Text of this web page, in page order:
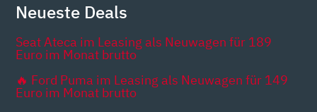
Neueste Deals
Seat Ateca im Leasing als Neuwagen für 189
Euro im Monat brutto
🔥 Ford Puma im Leasing als Neuwagen für 149
Euro im Monat brutto